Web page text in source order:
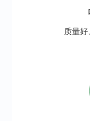
质量